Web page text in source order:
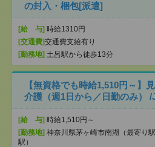
の封入・梱包[派遣]
[給 与] 時給1310円
[交通費]交通費支給有り
[勤務地] 土呂駅から徒歩13分
【無資格でも時給1,510円～】
介護（週1日から／日勤のみ）
[給 与] 時給1,510円～
[勤務地] 神奈川県茅ヶ崎市南湖（最寄り
駅）